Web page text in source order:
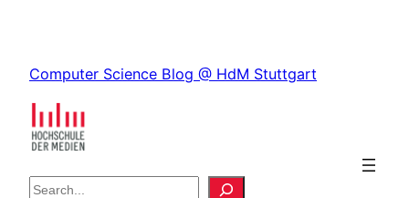
content
Computer Science Blog @ HdM Stuttgart
S